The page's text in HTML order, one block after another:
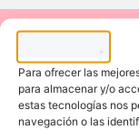
Para ofrecer las
para almacenar y/o
estas tecnologías nos
navegación o las
Síguenos: